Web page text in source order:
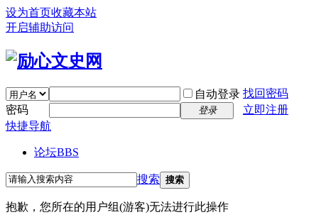
设为首页收藏本站
开启辅助访问
自动登录 找回密码
密码
登录
立即注册
快捷导航
论坛BBS
搜索 搜索
抱歉，您所在的用户组(游客)无法进行此操作